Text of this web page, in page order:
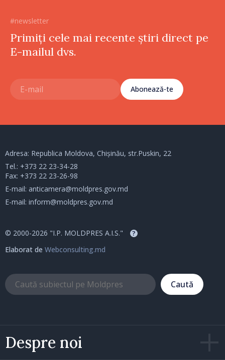
#newsletter
Primiți cele mai recente știri direct pe
E-mailul dvs.
Abonează-te
Despre noi
Adresa: Republica Moldova, Chișinău, str.Puskin, 22
Tel.: +373 22 23-34-28
Fax: +373 22 23-26-98
E-mail: anticamera@moldpres.gov.md
E-mail: inform@moldpres.gov.md
© 2000-2026 "I.P. MOLDPRES A.I.S." ?
Elaborat de Webconsulting.md
Caută